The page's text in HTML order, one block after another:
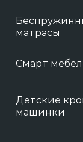
матрасы
Смарт
Детские
машинки